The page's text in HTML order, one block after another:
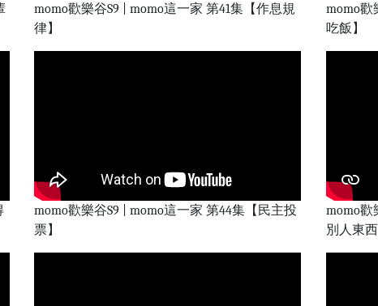
momo歡樂谷S9 | momo這一家 第41集【作息規
律】
momo歡
吃飯】
momo歡樂谷S9 | momo這一家 第44集【民主投
票】
momo歡
別人東西